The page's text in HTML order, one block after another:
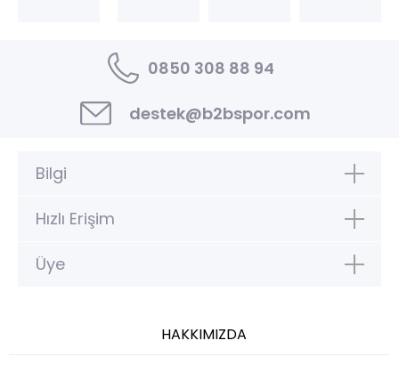
0850 308 88 94
destek@b2bspor.com
Bilgi
Hızlı Erişim
Üye
HAKKIMIZDA